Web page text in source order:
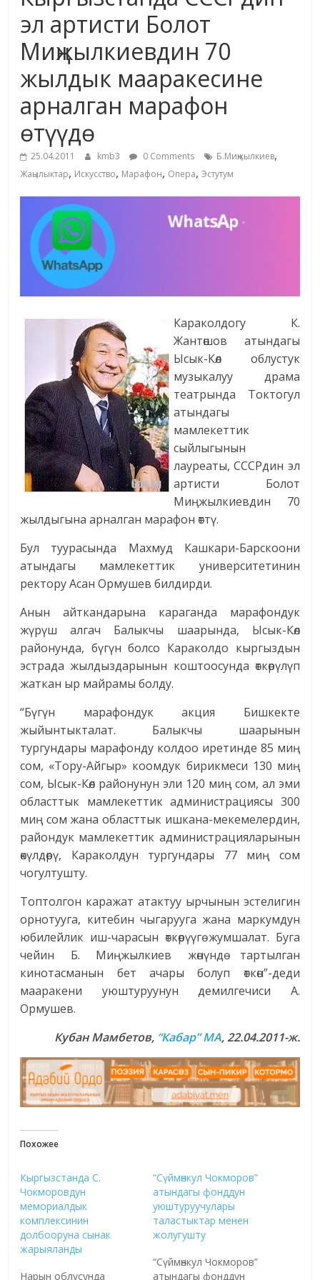
маданияты
жана
адабияты
эл артисти Болот
Миңжылкиевдин 70
жылдык мааракесине
арналган марафон
өтүүдө
25.04.2011 kmb3 0 Comments Б.Миңжылкиев,
Жаңылыктар, Искусство, Марафон, Опера,Эстутум
Караколдогу К.
Жантөшов атындагы
Ысык-Көл облустук
музыкалуу драма
театрында Токтогул
атындагы
мамлекеттик
сыйлыгынын
лауреаты, СССРдин эл
артисти Болот
Миңжылкиевдин 70
жылдыгына арналган марафон өттү.
Бул туурасында Махмуд Кашкари-Барскоони
атындагы мамлекеттик университетинин
ректору Асан Ормушев билдирди.
Анын айткандарына караганда марафондук
жүрүш алгач Балыкчы шаарында, Ысык-Көл
районунда, бүгүн болсо Караколдо кыргыздын
эстрада жылдыздарынын коштоосунда өткөрүлүп
жаткан ыр майрамы болду.
“Бүгүн марафондук акция Бишкекте
жыйынтыкталат. Балыкчы шаарынын
тургундары марафонду колдоо иретинде 85 миң
сом, «Тору-Айгыр» коомдук бирикмеси 130 миң
сом, Ысык-Көл районунун эли 120 миң сом, ал эми
областтык мамлекеттик администрациясы 300
миң сом жана областтык ишкана-мекемелердин,
райондук мамлекеттик администрацияларынын
өкүлдөрү, Караколдун тургундары 77 миң сом
чогултушту.
Топтолгон каражат атактуу ырчынын эстелигин
орнотууга, китебин чыгарууга жана маркумдун
юбилейлик иш-чарасын өткөрүүгө жумшалат. Буга
чейин Б. Миңжылкиев жөнүндө тартылган
кинотасманын бет ачары болуп өткөн”-деди
мааракени уюштуруунун демилгечиси А.
Ормушев.
Кубан Мамбетов, “Кабар” МА, 22.04.2011-ж.
Похожее
Кыргызстанда С.
Чокморовдун
мемориалдык
комплексинин
долбооруна сынак
жарыяланды
Нарын облусунда
“Сүймөнкул Чокморов”
атындагы фонддун
уюштуруучулары
таластыктар менен
жолугушту
“Сүймөнкул Чокморов”
атындагы фонддун